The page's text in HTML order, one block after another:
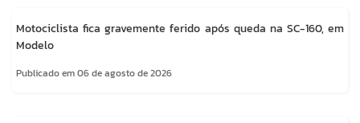
Motociclista fica gravemente ferido após queda na SC-160, em
Modelo
Publicado em 06 de agosto de 2026